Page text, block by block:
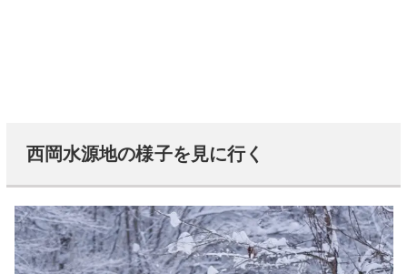
西岡水源地の様子を見に行く